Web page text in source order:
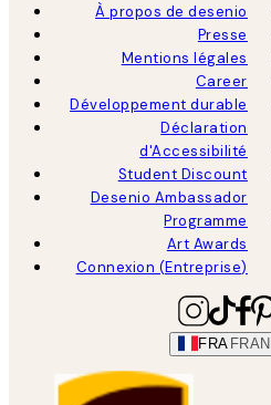
À propos de desenio
Presse
Mentions légales
Career
Développement durable
Déclaration
d'Accessibilité
Student Discount
Desenio Ambassador
Programme
Art Awards
Connexion (Entreprise)
FRA